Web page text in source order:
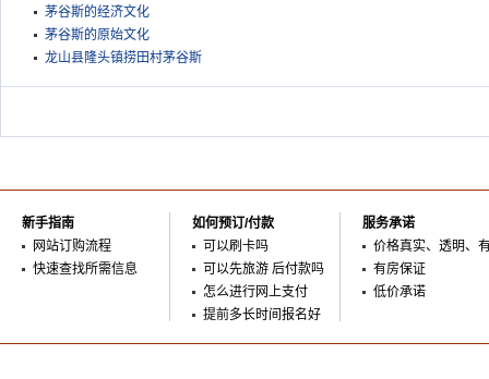
茅谷斯的经济文化
茅谷斯的原始文化
龙山县隆头镇捞田村茅谷斯
新手指南
网站订购流程
快速查找所需信息
如何预订/付款
可以刷卡吗
可以先旅游 后付款吗
怎么进行网上支付
提前多长时间报名好
服务承诺
价格真实、透明、
有房保证
低价承诺